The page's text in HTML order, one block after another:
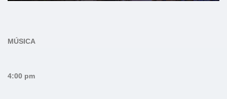
MÚSICA
4:00 pm